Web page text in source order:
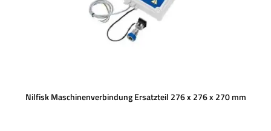
Nilfisk Maschinenverbindung Ersatzteil 276 x 276 x 270 mm